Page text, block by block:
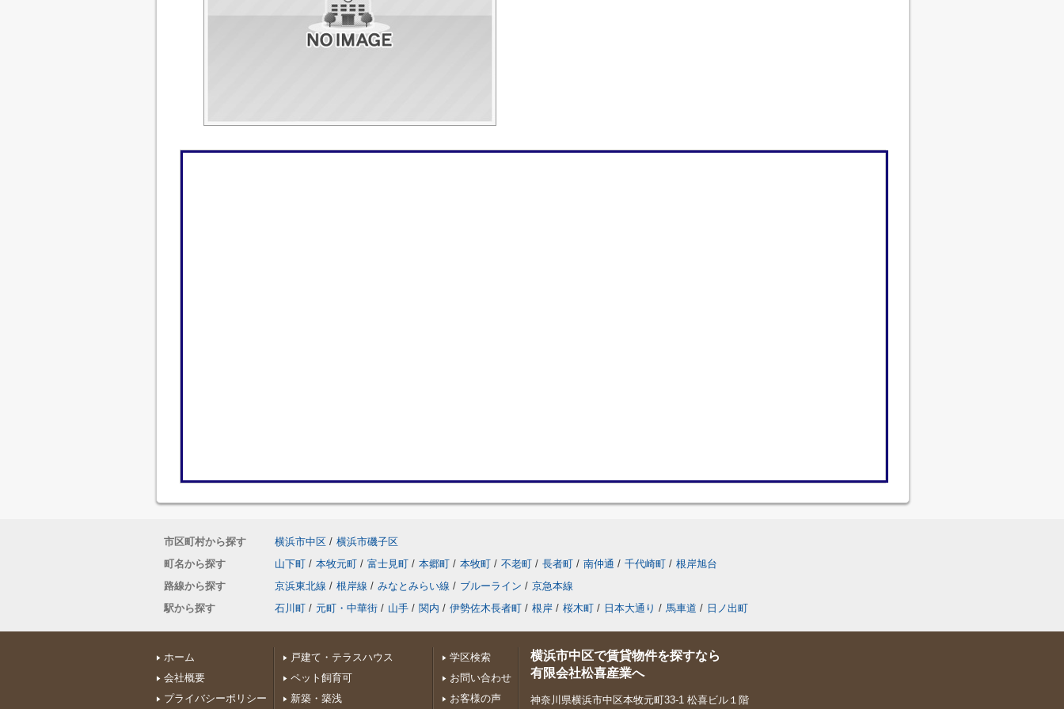
市区町村から探す 横浜市中区 / 横浜市磯子区
町名から探す
山下町 / 本牧元町 / 富士見町 / 本郷町 / 本牧町 / 不老町 / 長者町 / 南仲通 / 千代崎町 / 根岸旭台
路線から探す
京浜東北線 / 根岸線 / みなとみらい線 / ブルーライン / 京急本線
駅から探す
石川町 / 元町・中華街 / 山手 / 関内 / 伊勢佐木長者町 / 根岸 / 桜木町 / 日本大通り / 馬車道 / 日ノ出町
ホーム
会社概要
プライバシーポリシー
戸建て・テラスハウス
ペット飼育可
新築・築浅
学区検索
お問い合わせ
お客様の声
横浜市中区で賃貸物件を探すなら
有限会社松喜産業へ
神奈川県横浜市中区本牧元町33-1 松喜ビル１階